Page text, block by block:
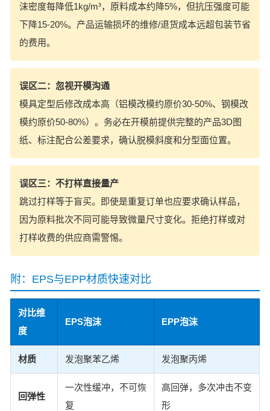
沫密度每降低1kg/m³，原料成本约降5%，但抗压强度可能
下降15-20%。产品运输损坏的维修/退货成本远超包装节省
的费用。
误区二：忽视开模沟通
模具定型后修改成本高（铝模改模约原价30-50%、钢模改
模约原价50-80%）。务必在开模前提供完整的产品3D图
纸、标注配合公差要求，确认脱模斜度和分型面位置。
误区三：不打样直接量产
跳过打样等于盲买。即使是重复订单也应要求确认样品，
因为原料批次不同可能导致微量尺寸变化。拒绝打样或对
打样收费的供应商需警惕。
附：EPS与EPP材质快速对比
对比维
度
EPS泡沫 EPP泡沫
材质 发泡聚苯乙烯 发泡聚丙烯
回弹性
一次性缓冲，不可恢
复
高回弹，多次冲击不变
形